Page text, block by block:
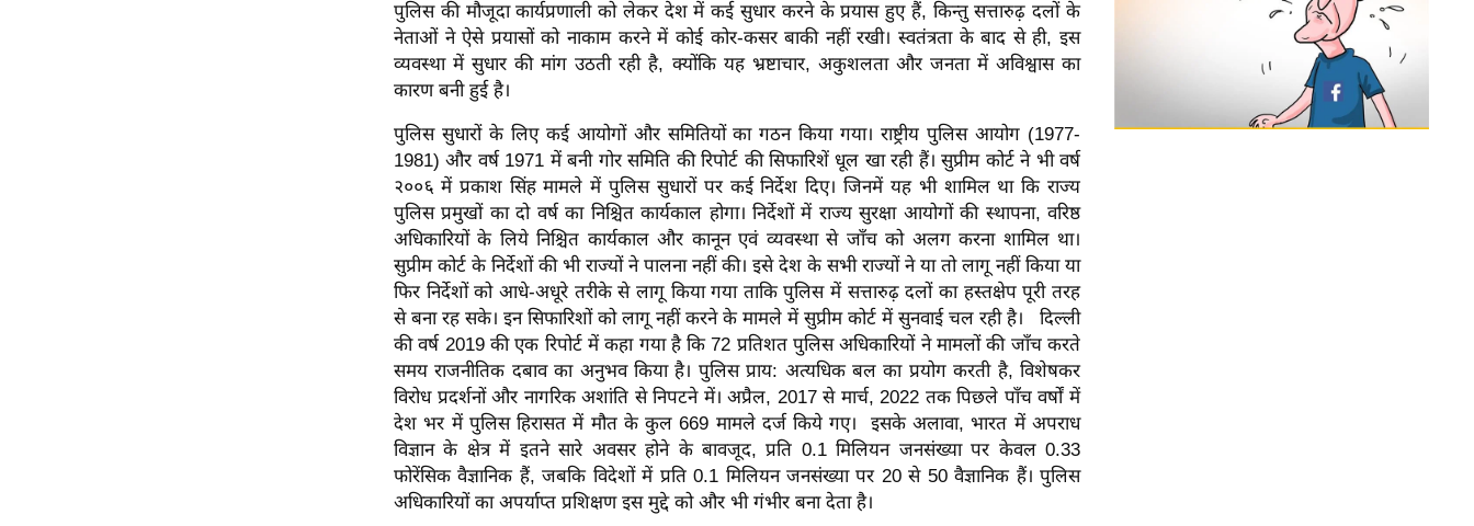
पुलिस की मौजूदा कार्यप्रणाली को लेकर देश में कई सुधार करने के प्रयास हुए हैं, किन्तु सत्तारुढ़ दलों के
नेताओं ने ऐसे प्रयासों को नाकाम करने में कोई कोर-कसर बाकी नहीं रखी। स्वतंत्रता के बाद से ही, इस
व्यवस्था में सुधार की मांग उठती रही है, क्योंकि यह भ्रष्टाचार, अकुशलता और जनता में अविश्वास का
कारण बनी हुई है।
पुलिस सुधारों के लिए कई आयोगों और समितियों का गठन किया गया। राष्ट्रीय पुलिस आयोग (1977-
1981) और वर्ष 1971 में बनी गोर समिति की रिपोर्ट की सिफारिशें धूल खा रही हैं। सुप्रीम कोर्ट ने भी वर्ष
२००६ में प्रकाश सिंह मामले में पुलिस सुधारों पर कई निर्देश दिए। जिनमें यह भी शामिल था कि राज्य
पुलिस प्रमुखों का दो वर्ष का निश्चित कार्यकाल होगा। निर्देशों में राज्य सुरक्षा आयोगों की स्थापना, वरिष्ठ
अधिकारियों के लिये निश्चित कार्यकाल और कानून एवं व्यवस्था से जाँच को अलग करना शामिल था।
सुप्रीम कोर्ट के निर्देशों की भी राज्यों ने पालना नहीं की। इसे देश के सभी राज्यों ने या तो लागू नहीं किया या
फिर निर्देशों को आधे-अधूरे तरीके से लागू किया गया ताकि पुलिस में सत्तारुढ़ दलों का हस्तक्षेप पूरी तरह
से बना रह सके। इन सिफारिशों को लागू नहीं करने के मामले में सुप्रीम कोर्ट में सुनवाई चल रही है। दिल्ली
की वर्ष 2019 की एक रिपोर्ट में कहा गया है कि 72 प्रतिशत पुलिस अधिकारियों ने मामलों की जाँच करते
समय राजनीतिक दबाव का अनुभव किया है। पुलिस प्राय: अत्यधिक बल का प्रयोग करती है, विशेषकर
विरोध प्रदर्शनों और नागरिक अशांति से निपटने में। अप्रैल, 2017 से मार्च, 2022 तक पिछले पाँच वर्षों में
देश भर में पुलिस हिरासत में मौत के कुल 669 मामले दर्ज किये गए। इसके अलावा, भारत में अपराध
विज्ञान के क्षेत्र में इतने सारे अवसर होने के बावजूद, प्रति 0.1 मिलियन जनसंख्या पर केवल 0.33
फोरेंसिक वैज्ञानिक हैं, जबकि विदेशों में प्रति 0.1 मिलियन जनसंख्या पर 20 से 50 वैज्ञानिक हैं। पुलिस
अधिकारियों का अपर्याप्त प्रशिक्षण इस मुद्दे को और भी गंभीर बना देता है।